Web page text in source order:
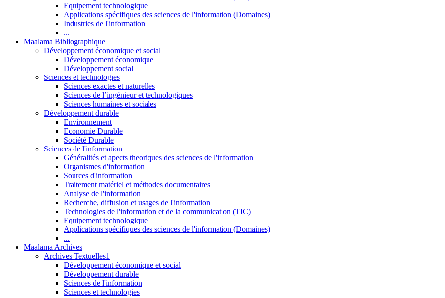
Equipement technologique
Applications spécifiques des sciences de l'information (Domaines)
Industries de l'information
...
Maalama Bibliographique
Développement économique et social
Développement économique
Développement social
Sciences et technologies
Sciences exactes et naturelles
Sciences de l’ingénieur et technologiques
Sciences humaines et sociales
Développement durable
Environnement
Economie Durable
Société Durable
Sciences de l'information
Généralités et apects theoriques des sciences de l'information
Organismes d'information
Sources d'information
Traitement matériel et méthodes documentaires
Analyse de l'information
Recherche, diffusion et usages de l'information
Technologies de l'information et de la communication (TIC)
Equipement technologique
Applications spécifiques des sciences de l'information (Domaines)
...
Maalama Archives
Archives Textuelles1
Développement économique et social
Développement durable
Sciences de l'information
Sciences et technologies